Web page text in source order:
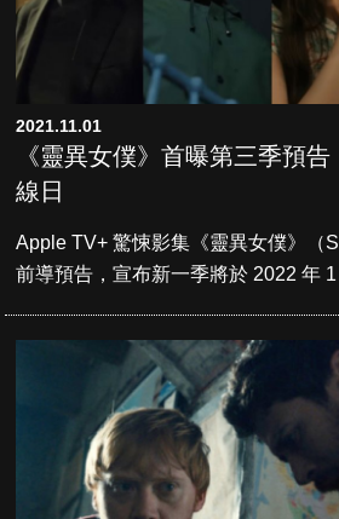
2021.11.01
《靈異女僕》首曝第三季預
線日
Apple TV+ 驚悚影集《靈異女僕》（
前導預告，宣布新一季將於 2022 年